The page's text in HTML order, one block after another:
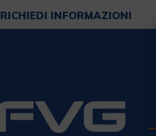
RICHIEDI INFORMAZIONI